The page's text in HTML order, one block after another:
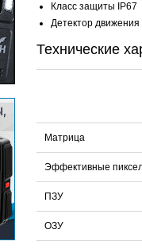
Класс защиты IP67
Детектор движения
Технические
Матрица
Эффективные
ПЗУ
ОЗУ